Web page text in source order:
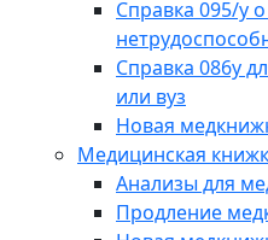
Справка 095/у
Справка 086у
или вуз
Новая
Медицинская
Анализы для
Продление